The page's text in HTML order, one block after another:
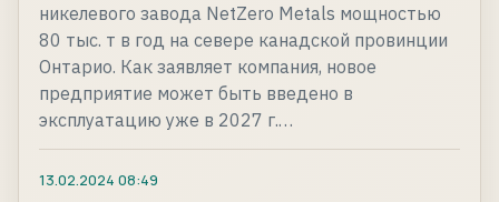
никелевого завода NetZero Metals мощностью
80 тыс. т в год на севере канадской провинции
Онтарио. Как заявляет компания, новое
предприятие может быть введено в
эксплуатацию уже в 2027 г.…
13.02.2024 08:49